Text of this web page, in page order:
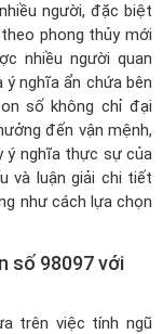
người, đặc biệt
phong thủy mới
nhiều người quan
nghĩa ẩn chứa bên
số không chỉ đại
đến vận mệnh,
ý nghĩa thực sự của
và luận giải chi tiết
như cách lựa chọn
số 98097 với
trên việc tính ngũ